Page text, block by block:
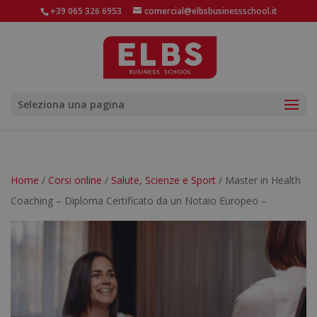
+39 065 326 6953 comercial@elbsbusinessschool.it
Seleziona una pagina
Home / Corsi online / Salute, Scienze e Sport / Master in Health
Coaching – Diploma Certificato da un Notaio Europeo –